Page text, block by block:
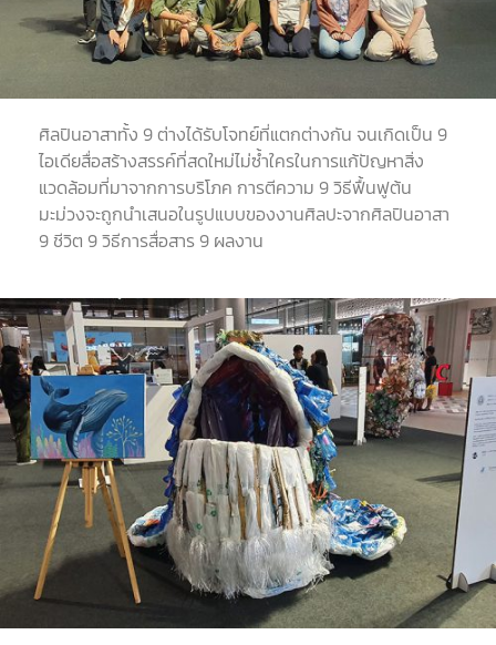
ศิลปินอาสาทั้ง 9ต่างได้รับโจทย์ที่แตกต่างกัน จนเกิดเป็น 9
ไอเดียสื่อสร้างสรรค์ที่สดใหม่ไม่ซ้ำใครในการแก้ปัญหาสิ่ง
แวดล้อมที่มาจากการบริโภค การตีความ 9วิธีฟื้นฟูต้น
มะม่วงจะถูกนำเสนอในรูปแบบของงานศิลปะจากศิลปินอาสา
9 ชีวิต 9วิธีการสื่อสาร 9 ผลงาน